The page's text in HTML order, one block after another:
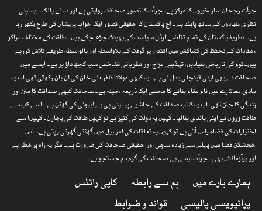
جرأت رجحان ساز خبروں کا مرکز ہے۔جرأت کا تصورِ صحافت روایتی ہے اور نہ لے پالک ۔ یہ اپنی
نظری بنیادوں کے ساتھ پابند ہے۔ آج پاکستان کا حقیقی تصور ایک خوابِ پریشاں کی طرح بکھر رہا
ہے۔ نظریۂ پاکستان کے تمام تقاضے ارذل سیاست کی بھینٹ چڑھ چکے ہیں۔ طاقت کے مختلف مراکز
، مفادات کے تحفظ کی کشاکش میں اقتدار پر گرفت کے بلاواسطہ اور بالواسطہ طریقے تلاش کررہے
ہیں۔قوم کی تاریخی بنیادیں، تہذیبی مزاج اور نظریاتی تشخص سب کچھ داؤ پر ہے۔ ایسے میں
صحافت نے بھی اپنی قینچلی بدل لی ہے۔ یہ کبھی مولانا ظفرعلی خان کی آن بان رکھتی تھی اب یہ
مادی معاشرے میں نام مقام بنانے کا محض ایک ذریعہ ،حیلہ ہے۔صحافت کبھی صداقت کا متن اور
زندگی کا جتن تھی، اب یہ کتاب صداقت کے حاشیے پر اپنی ہی بے آبروئی کی گھٹن ہے۔ اسے کب سے
طاقت وروں نے اپنی باندی بنالیا۔ کہیں یہ دولت کی کنیز ہے تو کہیں طاقت کی پچارن۔ کہیںا سے
اختیارات کی فضاء راس آتی ہے تو کہیں یہ تعلقات کی امر بیل میں گھٹتی گھِرتی رہتی ہے۔ اس
خودشکن فضا میں پہلے سے زیادہ سچی اور حقیقی صحافت کی ضرورت ہے۔ مگر یہ راہ پرخطر ہے
اور پرآزمائش بھی۔ جرأت ایسی ہی صحافت کی گرم دم جستجو ہے۔
ہمارے بارے میں ہم سے رابطہ
کاپی رائٹس
پرائیویسی پالیسی
قوائد و ضوابط